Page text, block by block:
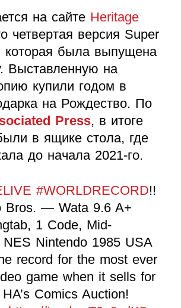
на сайте Heritage
четвертая версия Super
которая была выпущена
Выставленную на
купили годом в
на Рождество. По
Press, в итоге
в ящике стола, где
до начала 2021-го.
#WORLDRECORD!!
Bros. — Wata 9.6 A+
1 Code, Mid-
NES Nintendo 1985 USA
record for the most ever
game when it sells for
Comics Auction!